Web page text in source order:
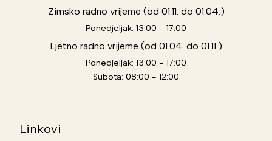
Zimsko radno vrijeme (od 01.11. do 01.04.)
Ponedjeljak: 13:00 - 17:00
Ljetno radno vrijeme (od 01.04. do 01.11.)
Ponedjeljak: 13:00 - 17:00
Subota: 08:00 - 12:00
Linkovi